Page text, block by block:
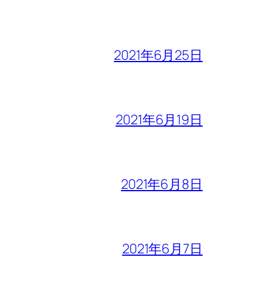
2021年6月25日
2021年6月19日
2021年6月8日
2021年6月7日